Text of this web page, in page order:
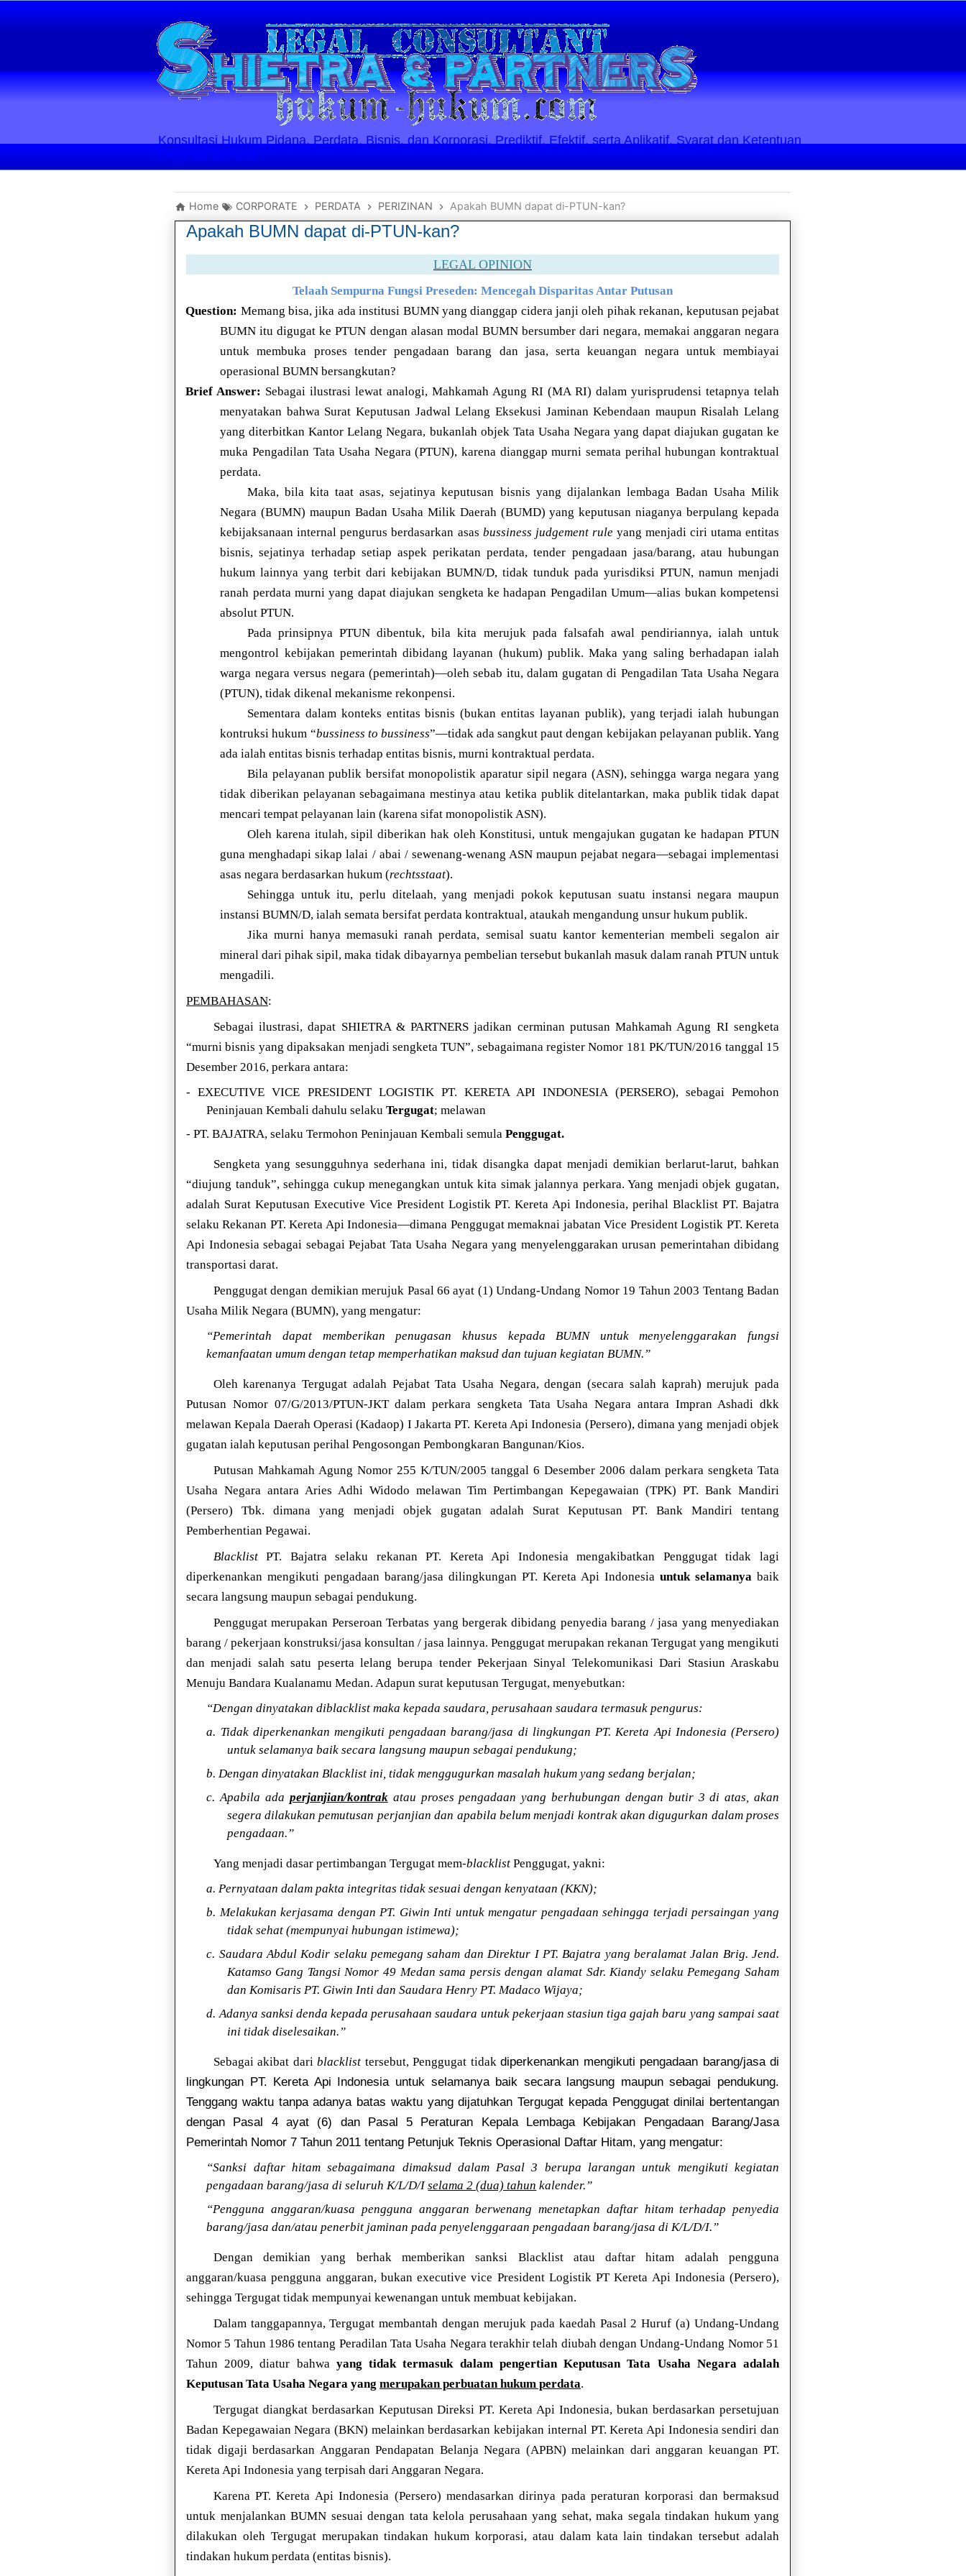
Konsultasi Hukum Pidana, Perdata, Bisnis, dan Korporasi. Prediktif, Efektif, serta Aplikatif. Syarat dan Ketentuan
Layanan Berlaku
Home CORPORATE PERDATA PERIZINAN Apakah BUMN dapat di-PTUN-kan?
Apakah BUMN dapat di-PTUN-kan?
LEGAL OPINION
Telaah Sempurna Fungsi Preseden: Mencegah Disparitas Antar Putusan
Question: Memang bisa, jika ada institusi BUMN yang dianggap cidera janji oleh pihak rekanan, keputusan pejabat
BUMN itu digugat ke PTUN dengan alasan modal BUMN bersumber dari negara, memakai anggaran negara
untuk membuka proses tender pengadaan barang dan jasa, serta keuangan negara untuk membiayai
operasional BUMN bersangkutan?
Brief Answer: Sebagai ilustrasi lewat analogi, Mahkamah Agung RI (MA RI) dalam yurisprudensi tetapnya telah
menyatakan bahwa Surat Keputusan Jadwal Lelang Eksekusi Jaminan Kebendaan maupun Risalah Lelang
yang diterbitkan Kantor Lelang Negara, bukanlah objek Tata Usaha Negara yang dapat diajukan gugatan ke
muka Pengadilan Tata Usaha Negara (PTUN), karena dianggap murni semata perihal hubungan kontraktual
perdata.
Maka, bila kita taat asas, sejatinya keputusan bisnis yang dijalankan lembaga Badan Usaha Milik
Negara (BUMN) maupun Badan Usaha Milik Daerah (BUMD) yang keputusan niaganya berpulang kepada
kebijaksanaan internal pengurus berdasarkan asas bussiness judgement ruleyang menjadi ciri utama entitas
bisnis, sejatinya terhadap setiap aspek perikatan perdata, tender pengadaan jasa/barang, atau hubungan
hukum lainnya yang terbit dari kebijakan BUMN/D, tidak tunduk pada yurisdiksi PTUN, namun menjadi
ranah perdata murni yang dapat diajukan sengketa ke hadapan Pengadilan Umum—alias bukan kompetensi
absolut PTUN.
Pada prinsipnya PTUN dibentuk, bila kita merujuk pada falsafah awal pendiriannya, ialah untuk
mengontrol kebijakan pemerintah dibidang layanan (hukum) publik. Maka yang saling berhadapan ialah
warga negara versus negara (pemerintah)—oleh sebab itu, dalam gugatan di Pengadilan Tata Usaha Negara
(PTUN), tidak dikenal mekanisme rekonpensi.
Sementara dalam konteks entitas bisnis (bukan entitas layanan publik), yang terjadi ialah hubungan
kontruksi hukum “bussiness to bussiness”—tidak ada sangkut paut dengan kebijakan pelayanan publik. Yang
ada ialah entitas bisnis terhadap entitas bisnis, murni kontraktual perdata.
Bila pelayanan publik bersifat monopolistik aparatur sipil negara (ASN), sehingga warga negara yang
tidak diberikan pelayanan sebagaimana mestinya atau ketika publik ditelantarkan, maka publik tidak dapat
mencari tempat pelayanan lain (karena sifat monopolistik ASN).
Oleh karena itulah, sipil diberikan hak oleh Konstitusi, untuk mengajukan gugatan ke hadapan PTUN
guna menghadapi sikap lalai / abai / sewenang-wenang ASN maupun pejabat negara—sebagai implementasi
asas negara berdasarkan hukum (rechtsstaat).
Sehingga untuk itu, perlu ditelaah, yang menjadi pokok keputusan suatu instansi negara maupun
instansi BUMN/D, ialah semata bersifat perdata kontraktual, ataukah mengandung unsur hukum publik.
Jika murni hanya memasuki ranah perdata, semisal suatu kantor kementerian membeli segalon air
mineral dari pihak sipil, maka tidak dibayarnya pembelian tersebut bukanlah masuk dalam ranah PTUN untuk
mengadili.
PEMBAHASAN:
Sebagai ilustrasi, dapat SHIETRA & PARTNERS jadikan cerminan putusan Mahkamah Agung RI sengketa
“murni bisnis yang dipaksakan menjadi sengketa TUN”, sebagaimana register Nomor 181 PK/TUN/2016 tanggal 15
Desember 2016, perkara antara:
- EXECUTIVE VICE PRESIDENT LOGISTIK PT. KERETA API INDONESIA (PERSERO), sebagai Pemohon
Peninjauan Kembali dahulu selakuTergugat; melawan
- PT. BAJATRA, selaku Termohon Peninjauan Kembali semula Penggugat.
Sengketa yang sesungguhnya sederhana ini, tidak disangka dapat menjadi demikian berlarut-larut, bahkan
“diujung tanduk”, sehingga cukup menegangkan untuk kita simak jalannya perkara. Yang menjadi objek gugatan,
adalah Surat Keputusan Executive Vice President Logistik PT. Kereta Api Indonesia, perihal Blacklist PT. Bajatra
selaku Rekanan PT. Kereta Api Indonesia—dimana Penggugat memaknai jabatan Vice President Logistik PT. Kereta
Api Indonesia sebagai sebagai Pejabat Tata Usaha Negara yang menyelenggarakan urusan pemerintahan dibidang
transportasi darat.
Penggugat dengan demikian merujuk Pasal 66 ayat (1) Undang-Undang Nomor 19 Tahun 2003 Tentang Badan
Usaha Milik Negara (BUMN), yang mengatur:
“Pemerintah dapat memberikan penugasan khusus kepada BUMN untuk menyelenggarakan fungsi
kemanfaatan umum dengan tetap memperhatikan maksud dan tujuan kegiatan BUMN.”
Oleh karenanya Tergugat adalah Pejabat Tata Usaha Negara, dengan (secara salah kaprah) merujuk pada
Putusan Nomor 07/G/2013/PTUN-JKT dalam perkara sengketa Tata Usaha Negara antara Impran Ashadi dkk
melawan Kepala Daerah Operasi (Kadaop) I Jakarta PT. Kereta Api Indonesia (Persero), dimana yang menjadi objek
gugatan ialah keputusan perihal Pengosongan Pembongkaran Bangunan/Kios.
Putusan Mahkamah Agung Nomor 255 K/TUN/2005 tanggal 6 Desember 2006 dalam perkara sengketa Tata
Usaha Negara antara Aries Adhi Widodo melawan Tim Pertimbangan Kepegawaian (TPK) PT. Bank Mandiri
(Persero) Tbk. dimana yang menjadi objek gugatan adalah Surat Keputusan PT. Bank Mandiri tentang
Pemberhentian Pegawai.
BlacklistPT. Bajatra selaku rekanan PT. Kereta Api Indonesia mengakibatkan Penggugat tidak lagi
diperkenankan mengikuti pengadaan barang/jasa dilingkungan PT. Kereta Api Indonesia untuk selamanya baik
secara langsung maupun sebagai pendukung.
Penggugat merupakan Perseroan Terbatas yang bergerak dibidang penyedia barang / jasa yang menyediakan
barang / pekerjaan konstruksi/jasa konsultan / jasa lainnya. Penggugat merupakan rekanan Tergugat yang mengikuti
dan menjadi salah satu peserta lelang berupa tender Pekerjaan Sinyal Telekomunikasi Dari Stasiun Araskabu
Menuju Bandara Kualanamu Medan. Adapun surat keputusan Tergugat, menyebutkan:
“Dengan dinyatakan diblacklist maka kepada saudara, perusahaan saudara termasuk pengurus:
a. Tidak diperkenankan mengikuti pengadaan barang/jasa di lingkungan PT. Kereta Api Indonesia (Persero)
untuk selamanya baik secara langsung maupun sebagai pendukung;
b. Dengan dinyatakan Blacklist ini, tidak menggugurkan masalah hukum yang sedang berjalan;
c. Apabila ada perjanjian/kontrakatau proses pengadaan yang berhubungan dengan butir 3 di atas, akan
segera dilakukan pemutusan perjanjian dan apabila belum menjadi kontrak akan digugurkan dalam proses
pengadaan.”
Yang menjadi dasar pertimbangan Tergugat mem-blacklistPenggugat, yakni:
a. Pernyataan dalam pakta integritas tidak sesuai dengan kenyataan (KKN);
b. Melakukan kerjasama dengan PT. Giwin Inti untuk mengatur pengadaan sehingga terjadi persaingan yang
tidak sehat (mempunyai hubungan istimewa);
c. Saudara Abdul Kodir selaku pemegang saham dan Direktur I PT. Bajatra yang beralamat Jalan Brig. Jend.
Katamso Gang Tangsi Nomor 49 Medan sama persis dengan alamat Sdr. Kiandy selaku Pemegang Saham
dan Komisaris PT. Giwin Inti dan Saudara Henry PT. Madaco Wijaya;
d. Adanya sanksi denda kepada perusahaan saudara untuk pekerjaan stasiun tiga gajah baru yang sampai saat
ini tidak diselesaikan.”
Sebagai akibat dariblacklist tersebut, Penggugat tidakdiperkenankan mengikuti pengadaan barang/jasa di
lingkungan PT. Kereta Api Indonesia untuk selamanya baik secara langsung maupun sebagai pendukung.
Tenggang waktu tanpa adanya batas waktu yang dijatuhkan Tergugat kepada Penggugat dinilai bertentangan
dengan Pasal 4 ayat (6) dan Pasal 5 Peraturan Kepala Lembaga Kebijakan Pengadaan Barang/Jasa
Pemerintah Nomor 7 Tahun 2011 tentang Petunjuk Teknis Operasional Daftar Hitam, yang mengatur:
“Sanksi daftar hitam sebagaimana dimaksud dalam Pasal 3 berupa larangan untuk mengikuti kegiatan
pengadaan barang/jasa di seluruh K/L/D/Iselama 2 (dua) tahun kalender.”
“Pengguna anggaran/kuasa pengguna anggaran berwenang menetapkan daftar hitam terhadap penyedia
barang/jasa dan/atau penerbit jaminan pada penyelenggaraan pengadaan barang/jasa di K/L/D/I.”
Dengan demikian yang berhak memberikan sanksi Blacklist atau daftar hitam adalah pengguna
anggaran/kuasa pengguna anggaran, bukan executive vice President Logistik PT Kereta Api Indonesia (Persero),
sehingga Tergugat tidak mempunyai kewenangan untuk membuat kebijakan.
Dalam tanggapannya, Tergugat membantah dengan merujuk pada kaedah Pasal 2 Huruf (a) Undang-Undang
Nomor 5 Tahun 1986 tentang Peradilan Tata Usaha Negara terakhir telah diubah dengan Undang-Undang Nomor 51
Tahun 2009, diatur bahwa yang tidak termasuk dalam pengertian Keputusan Tata Usaha Negara adalah
Keputusan Tata Usaha Negara yang merupakan perbuatan hukum perdata.
Tergugat diangkat berdasarkan Keputusan Direksi PT. Kereta Api Indonesia, bukan berdasarkan persetujuan
Badan Kepegawaian Negara (BKN) melainkan berdasarkan kebijakan internal PT. Kereta Api Indonesia sendiri dan
tidak digaji berdasarkan Anggaran Pendapatan Belanja Negara (APBN) melainkan dari anggaran keuangan PT.
Kereta Api Indonesia yang terpisah dari Anggaran Negara.
Karena PT. Kereta Api Indonesia (Persero) mendasarkan dirinya pada peraturan korporasi dan bermaksud
untuk menjalankan BUMN sesuai dengan tata kelola perusahaan yang sehat, maka segala tindakan hukum yang
dilakukan oleh Tergugat merupakan tindakan hukum korporasi, atau dalam kata lain tindakan tersebut adalah
tindakan hukum perdata (entitas bisnis).